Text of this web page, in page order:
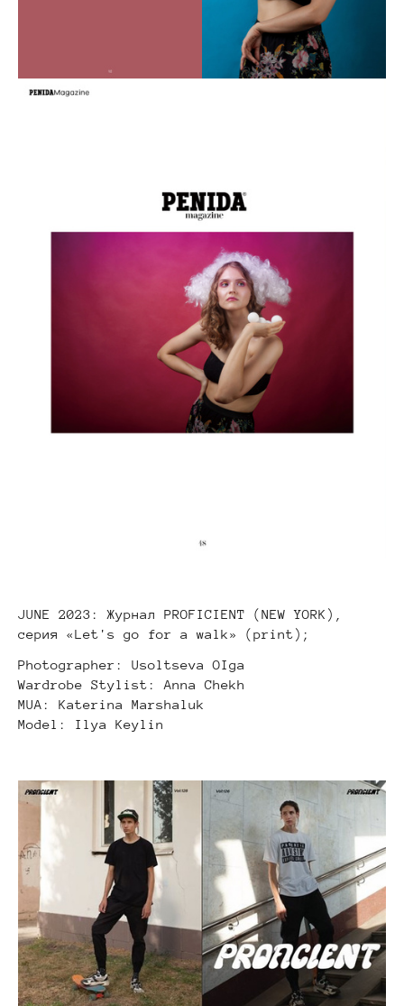
JUNE 2023: Журнал PROFICIENT (NEW YORK),
серия «Let's go for a walk» (print);
Photographer: Usoltseva OIga
Wardrobe Stylist: Anna Chekh
MUA: Katerina Marshaluk
Model: Ilya Keylin